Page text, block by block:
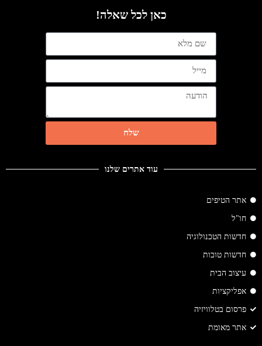
עוד אתרים שלנו
אתר הטיפים
חו"ל
חדשות הטכנולוגיה
חדשות טובות
עיצוב הבית
אפליקציות
פרסום בטלוויזיה
אתר מאומת
כאן לכל שאלה!
שלח